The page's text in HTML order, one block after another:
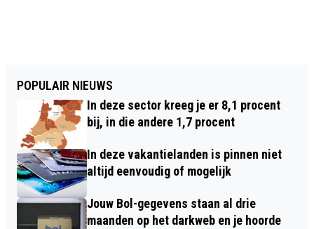
POPULAIR NIEUWS
In deze sector kreeg je er 8,1 procent
bij, in die andere 1,7 procent
In deze vakantielanden is pinnen niet
altijd eenvoudig of mogelijk
Jouw Bol-gegevens staan al drie
maanden op het darkweb en je hoorde